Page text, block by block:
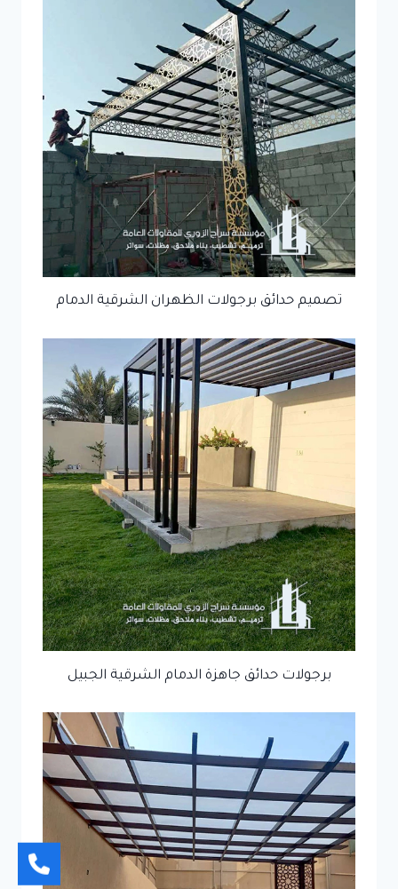
تصميم حدائق برجولات الظهران الشرقية الدمام
برجولات حدائق جاهزة الدمام الشرقية الجبيل